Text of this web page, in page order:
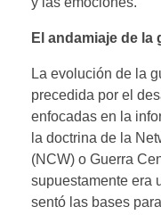
El andamiaje de la
La evolución de la
precedida por el
enfocadas en la
la doctrina de la
(NCW) o Guerra
supuestamente era
sentó las bases